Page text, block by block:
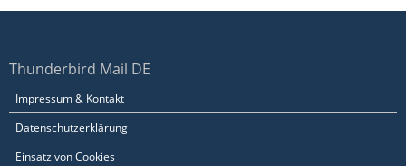
Thunderbird Mail DE
Impressum & Kontakt
Datenschutzerklärung
Einsatz von Cookies